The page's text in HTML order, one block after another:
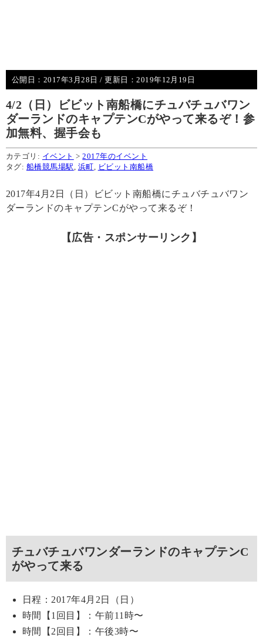
公開日： 2017年3月28日 / 更新日：2019年12月19日
4/2（日）ビビット南船橋にチュバチュバワン
ダーランドのキャプテンCがやって来るぞ！参
加無料、握手会も
カテゴリ: イベント >2017年のイベント
タグ: 船橋競馬場駅 浜町 ビビット南船橋
2017年4月2日（日）ビビット南船橋にチュバチュバワン
ダーランドのキャプテンCがやって来るぞ！
【広告・スポンサーリンク】
チュバチュバワンダーランドのキャプテンC
がやって来る
日程：2017年4月2日（日）
時間【1回目】：午前11時〜
時間【2回目】：午後3時〜